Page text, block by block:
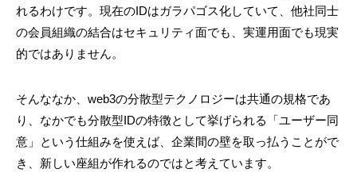
れるわけです。現在のIDはガラパゴス化していて、他社同士
の会員組織の結合はセキュリティ面でも、実運用面でも現実
的ではありません。
そんななか、web3の分散型テクノロジーは共通の規格であ
り、なかでも分散型IDの特徴として挙げられる「ユーザー同
意」という仕組みを使えば、企業間の壁を取っ払うことがで
き、新しい座組が作れるのではと考えています。